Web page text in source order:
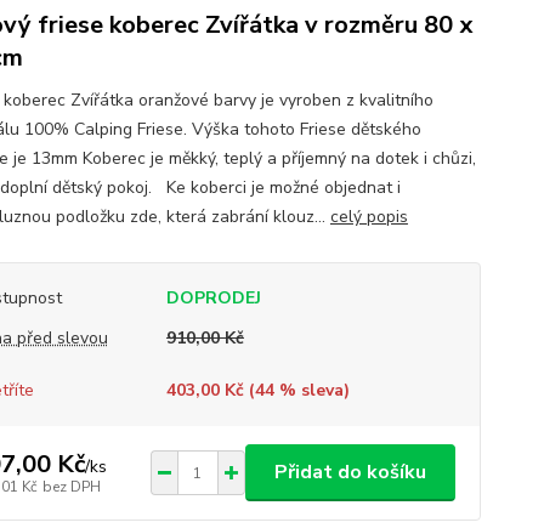
friese koberec Zvířátka v rozměru 80 x
Zvířátka oranžové barvy je vyroben z kvalitního
100% Calping Friese. Výška tohoto Friese dětského
je 13mm Koberec je měkký, teplý a příjemný na dotek i chůzi,
dětský pokoj. Ke koberci je možné objednat i
podložku zde, která zabrání klouz... celý popis
DOPRODEJ
před slevou
910,00 Kč
403,00 Kč (44% sleva)
Kč/ks
Kč bez DPH
Přidat do košíku